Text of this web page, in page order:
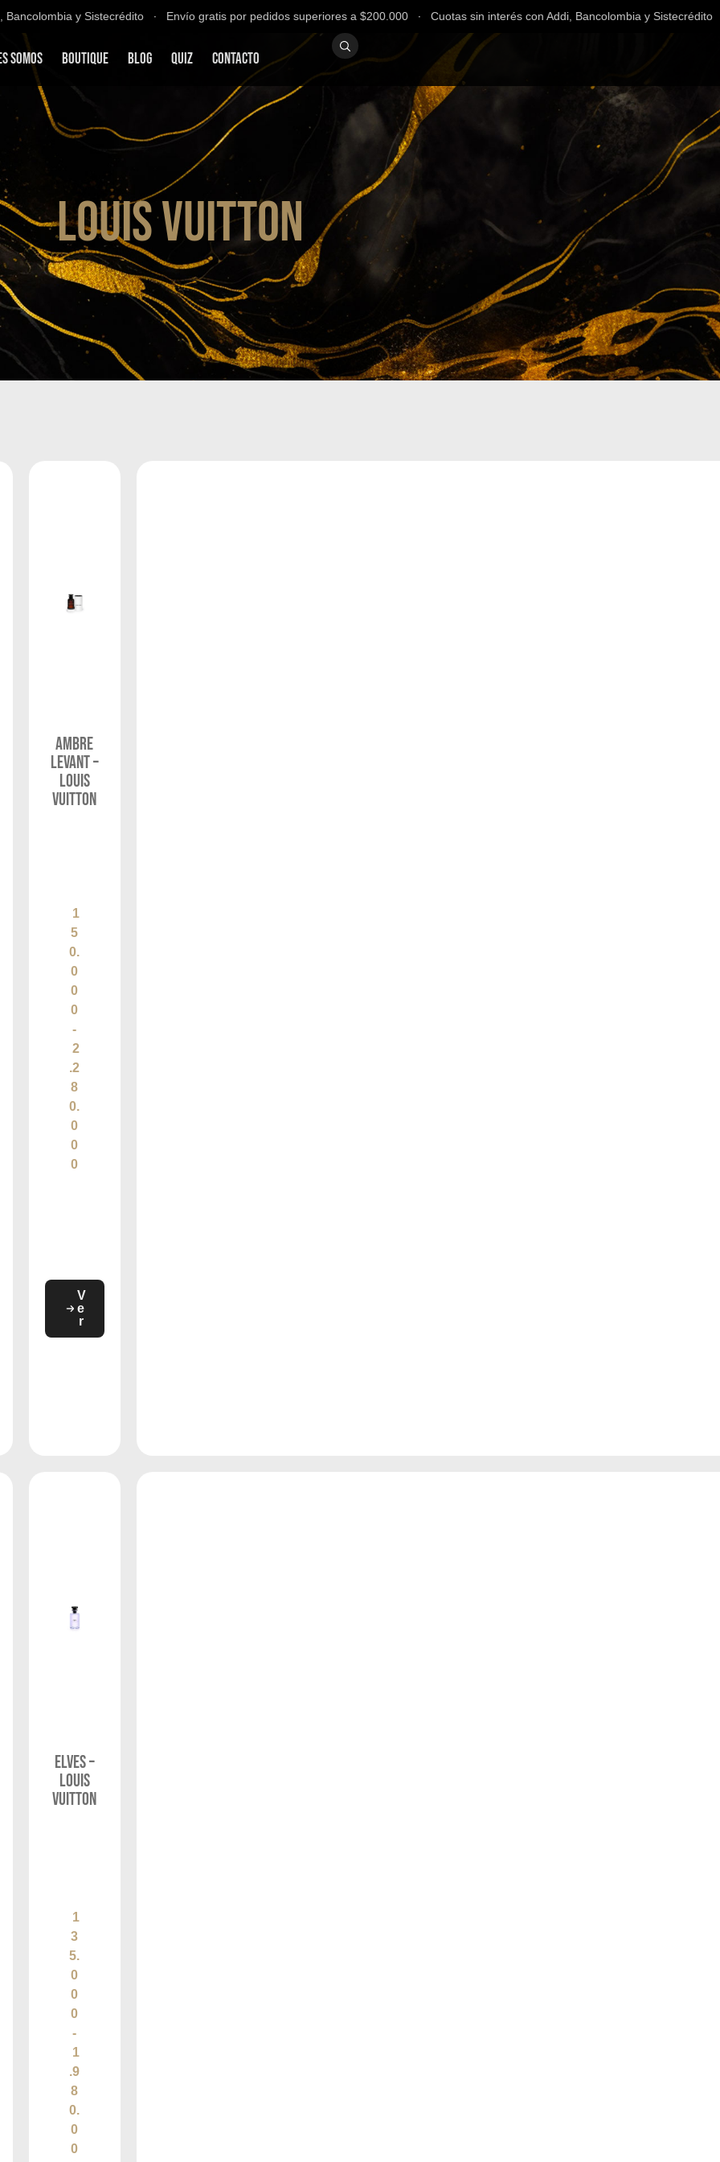
y Sistecrédito ∙ Envío gratis por pedidos superiores a $200.000 ∙ Cuotas sin interés con Addi, Bancolombia y
Somos Boutique Blog QUIZ Contacto
Louis Vuitton
Ambre
Levant –
Louis
Vuitton
1
5
0.
0
0
0
-
2
.2
8
0.
0
0
0
V
e
r
eLVes –
Louis
Vuitton
1
3
5.
0
0
0
-
1
.9
8
0.
0
0